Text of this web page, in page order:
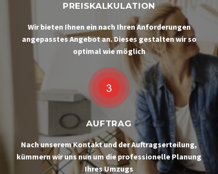
PREISKALKULATION
Wir bieten Ihnen ein nach Ihren Anforderungen
angepasstes Angebot an. Dieses gestalten wir so
optimal wie möglich
AUFTRAG
Nach unserem Kontakt und der Auftragserteilung,
kümmern wir uns nun um die professionelle Planung
Ihres Umzugs